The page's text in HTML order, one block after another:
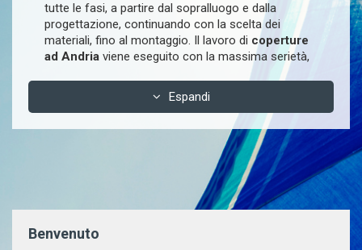
tutte le fasi, a partire dal sopralluogo e dalla
progettazione, continuando con la scelta dei
materiali, fino al montaggio. Il lavoro di coperture
ad Andria viene eseguito con la massima serietà,
sicurezza e professionalità, nel pieno rispetto delle
Per la scelta dei materiali, in relazione alla struttura
da realizzare e all’uso della stessa, la Tecno
Coperture prende in considerazione diverse ipotesi,
circa l'adozione del materiale più adatto, per far
fronte alle diverse necessità. Attraverso la piena
collaborazione del cliente, l'azienda di Andria trova
esigenza. Per le tende da sole, la Tecno Coperture
Espandi
Benvenuto